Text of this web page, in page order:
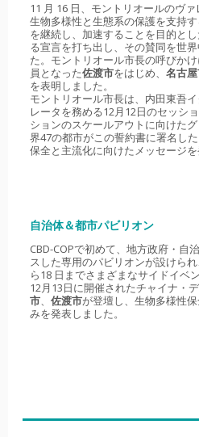
11 月 16 日、モントリオールのヴァ
生物多様性と生態系の保護を支持
を継続し、加速することを目的と
る宣言を打ち出し、その賛同を世
た。モントリオール市長の呼びか
員となった佐渡市をはじめ、 名古
を表明しました。
モントリオール市長は、内田東吾
レータを務める12月12日のセッシ
ションのスケールアウトに向けた
界47の都市がこの誓約書に署名し
保全と主流化に向けたメッセージを
自治体＆都市パビリオン
CBD-COPで初めて、地方政府・自
スした専用のパビリオンが設けら
ら18 日までさまざまなサイドイベ
12月13日に開催されたチャイナ・デ
市、 佐渡市が登壇し、生物多様性
みを発表しました。